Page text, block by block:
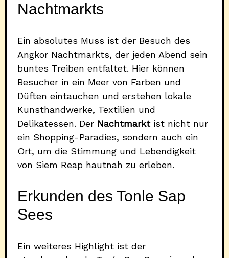
Nachtmarkts
Ein absolutes Muss ist der Besuch des
Angkor Nachtmarkts, der jeden Abend sein
buntes Treiben entfaltet. Hier können
Besucher in ein Meer von Farben und
Düften eintauchen und erstehen lokale
Kunsthandwerke, Textilien und
Delikatessen. Der Nachtmarktist nicht nur
ein Shopping-Paradies, sondern auch ein
Ort, um die Stimmung und Lebendigkeit
von Siem Reap hautnah zu erleben.
Erkunden des Tonle Sap
Sees
Ein weiteres Highlight ist der